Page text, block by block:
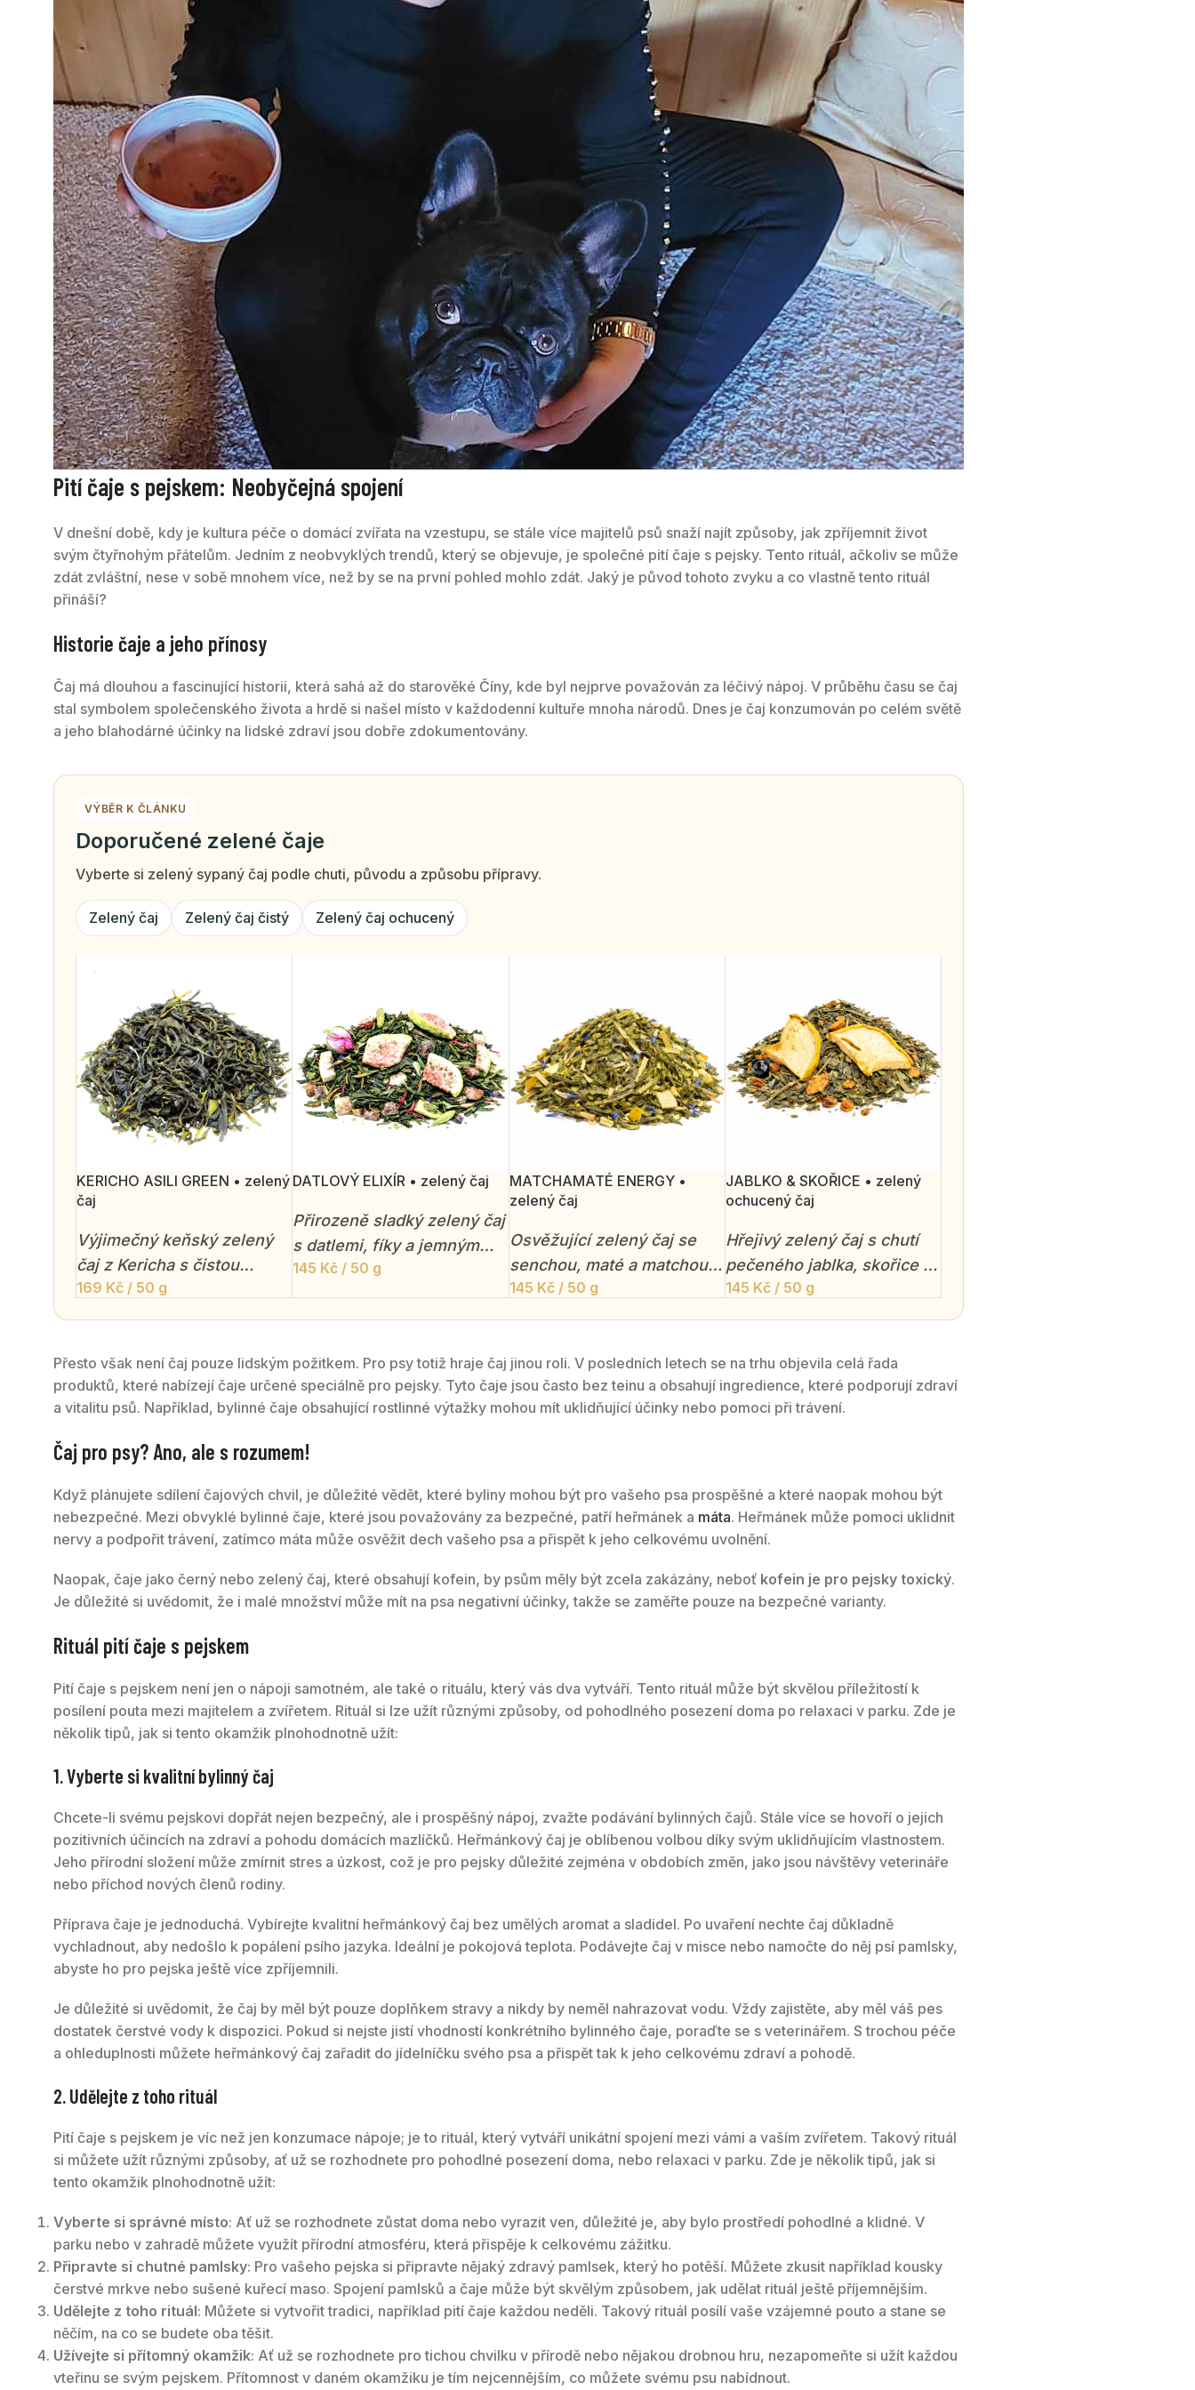
Pití čaje s pejskem: Neobyčejná spojení
V dnešní době, kdy je kultura péče o domácí zvířata na vzestupu, se stále více majitelů psů snaží najít způsoby, jak zpříjemnit život
svým čtyřnohým přátelům. Jedním z neobvyklých trendů, který se objevuje, je společné pití čaje s pejsky. Tento rituál, ačkoliv se může
zdát zvláštní, nese v sobě mnohem více, než by se na první pohled mohlo zdát. Jaký je původ tohoto zvyku a co vlastně tento rituál
přináší?
Historie čaje a jeho přínosy
Čaj má dlouhou a fascinující historii, která sahá až do starověké Číny, kde byl nejprve považován za léčivý nápoj. V průběhu času se čaj
stal symbolem společenského života a hrdě si našel místo v každodenní kultuře mnoha národů. Dnes je čaj konzumován po celém světě
a jeho blahodárné účinky na lidské zdraví jsou dobře zdokumentovány.
VÝBĚR K ČLÁNKU
Doporučené zelené čaje
Vyberte si zelený sypaný čaj podle chuti, původu a způsobu přípravy.
Zelený čaj Zelený čaj čistý Zelený čaj ochucený
KERICHO ASILI GREEN • zelený
čaj
Výjimečný keňský zelený
čaj z Kericha s čistou
bylinnou chutí, jemným
umami a svěžím citrusovým
169 Kč / 50 g
DATLOVÝ ELIXÍR • zelený čaj
Přirozeně sladký zelený čaj
s datlemi, fíky a jemným
bylinným tónem horského
tymiánu.
145 Kč / 50 g
MATCHAMATÉ ENERGY •
zelený čaj
Osvěžující zelený čaj se
senchou, maté a matchou
pro přirozenou energii a
dlouhé soustředění.
145 Kč/ 50 g
JABLKO & SKOŘICE • zelený
ochucený čaj
Hřejivý zelený čaj s chutí
pečeného jablka, skořice a
jemného mandlového tónu.
145 Kč/ 50 g
Přesto však není čaj pouze lidským požitkem. Pro psy totiž hraje čaj jinou roli. V posledních letech se na trhu objevila celá řada
produktů, které nabízejí čaje určené speciálně pro pejsky. Tyto čaje jsou často bez teinu a obsahují ingredience, které podporují zdraví
a vitalitu psů. Například, bylinné čaje obsahující rostlinné výtažky mohou mít uklidňující účinky nebo pomoci při trávení.
Čaj pro psy? Ano, ale s rozumem!
Když plánujete sdílení čajových chvil, je důležité vědět, které byliny mohou být pro vašeho psa prospěšné a které naopak mohou být
nebezpečné. Mezi obvyklé bylinné čaje, které jsou považovány za bezpečné, patří heřmánek a máta. Heřmánek může pomoci uklidnit
nervy a podpořit trávení, zatímco máta může osvěžit dech vašeho psa a přispět k jeho celkovému uvolnění.
Naopak, čaje jako černý nebo zelený čaj, které obsahují kofein, by psům měly být zcela zakázány, neboť kofein je pro pejsky toxický.
Je důležité si uvědomit, že i malé množství může mít na psa negativní účinky, takže se zaměřte pouze na bezpečné varianty.
Rituál pití čaje s pejskem
Pití čaje s pejskem není jen o nápoji samotném, ale také o rituálu, který vás dva vytváří. Tento rituál může být skvělou příležitostí k
posílení pouta mezi majitelem a zvířetem. Rituál si lze užít různými způsoby, od pohodlného posezení doma po relaxaci v parku. Zde je
několik tipů, jak si tento okamžik plnohodnotně užít:
1. Vyberte si kvalitní bylinný čaj
Chcete-li svému pejskovi dopřát nejen bezpečný, ale i prospěšný nápoj, zvažte podávání bylinných čajů. Stále více se hovoří o jejich
pozitivních účincích na zdraví a pohodu domácích mazlíčků. Heřmánkový čaj je oblíbenou volbou díky svým uklidňujícím vlastnostem.
Jeho přírodní složení může zmírnit stres a úzkost, což je pro pejsky důležité zejména v obdobích změn, jako jsou návštěvy veterináře
nebo příchod nových členů rodiny.
Příprava čaje je jednoduchá. Vybírejte kvalitní heřmánkový čaj bez umělých aromat a sladidel. Po uvaření nechte čaj důkladně
vychladnout, aby nedošlo k popálení psího jazyka. Ideální je pokojová teplota. Podávejte čaj v misce nebo namočte do něj psí pamlsky,
abyste ho pro pejska ještě více zpříjemnili.
Je důležité si uvědomit, že čaj by měl být pouze doplňkem stravy a nikdy by neměl nahrazovat vodu. Vždy zajistěte, aby měl váš pes
dostatek čerstvé vody k dispozici. Pokud si nejste jistí vhodností konkrétního bylinného čaje, poraďte se s veterinářem. S trochou péče
a ohleduplnosti můžete heřmánkový čaj zařadit do jídelníčku svého psa a přispět tak k jeho celkovému zdraví a pohodě.
2. Udělejte z toho rituál
Pití čaje s pejskem je víc než jen konzumace nápoje; je to rituál, který vytváří unikátní spojení mezi vámi a vaším zvířetem. Takový rituál
si můžete užít různými způsoby, ať už se rozhodnete pro pohodlné posezení doma, nebo relaxaci v parku. Zde je několik tipů, jak si
tento okamžik plnohodnotně užít:
Vyberte si správné místo: Ať už se rozhodnete zůstat doma nebo vyrazit ven, důležité je, aby bylo prostředí pohodlné a klidné. V
parku nebo v zahradě můžete využít přírodní atmosféru, která přispěje k celkovému zážitku.
Připravte si chutné pamlsky: Pro vašeho pejska si připravte nějaký zdravý pamlsek, který ho potěší. Můžete zkusit například kousky
čerstvé mrkve nebo sušené kuřecí maso. Spojení pamlsků a čaje může být skvělým způsobem, jak udělat rituál ještě příjemnějším.
Udělejte z toho rituál: Můžete si vytvořit tradici, například pití čaje každou neděli. Takový rituál posílí vaše vzájemné pouto a stane se
něčím, na co se budete oba těšit.
Užívejte si přítomný okamžik: Ať už se rozhodnete pro tichou chvilku v přírodě nebo nějakou drobnou hru, nezapomeňte si užít každou
vteřinu se svým pejskem. Přítomnost v daném okamžiku je tím nejcennějším, co můžete svému psu nabídnout.